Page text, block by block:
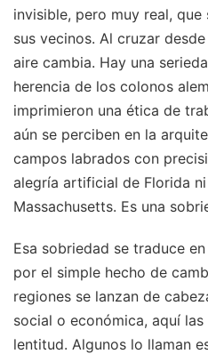
invisible, pero muy real,
sus vecinos. Al cruzar
aire cambia. Hay una
herencia de los colonos
imprimieron una ética de
aún se perciben en la
campos labrados con
alegría artificial de Florida
Massachusetts. Es una
Esa sobriedad se traduce
por el simple hecho de
regiones se lanzan de
social o económica, aquí
lentitud. Algunos lo llaman